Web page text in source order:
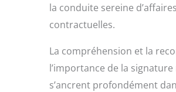
la conduite sereine
contractuelles.
La compréhension et la
l’importance de la
s’ancrent profondément